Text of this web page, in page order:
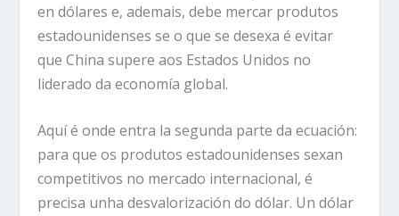
en dólares e, ademais, debe mercar produtos
estadounidenses se o que se desexa é evitar
que China supere aos Estados Unidos no
liderado da economía global.
Aquí é onde entra la segunda parte da ecuación:
para que os produtos estadounidenses sexan
competitivos no mercado internacional, é
precisa unha desvalorización do dólar. Un dólar